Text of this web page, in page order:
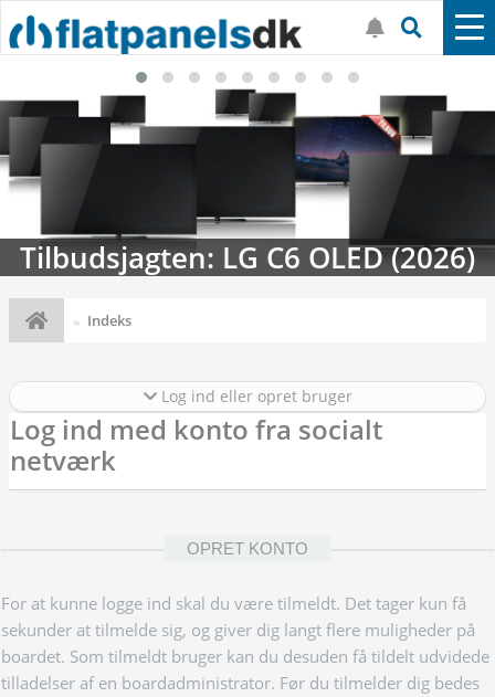
Tilbudsjagten: LG C6 OLED (2026)
Indeks
Log ind eller opret bruger
Log ind med konto fra socialt
netværk
OPRET KONTO
For at kunne logge ind skal du være tilmeldt. Det tager kun få
sekunder at tilmelde sig, og giver dig langt flere muligheder på
boardet. Som tilmeldt bruger kan du desuden få tildelt udvidede
tilladelser af en boardadministrator. Før du tilmelder dig bedes